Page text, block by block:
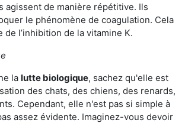
agissent de manière répétitive. Ils
le phénomène de coagulation. Cela
de l’inhibition de la vitamine K.
la lutte biologique, sachez qu'elle est
des chats, des chiens, des renards,
Cependant, elle n'est pas si simple à
assez évidente. Imaginez-vous devoir